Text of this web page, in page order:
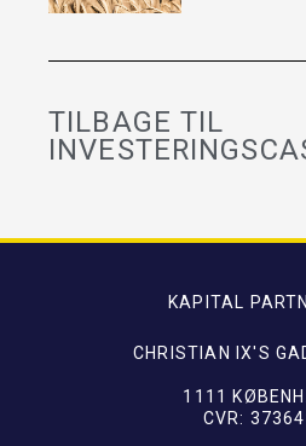
TILBAGE TIL
KAPITAL
CHRISTIAN IX'S
1111
CVR: